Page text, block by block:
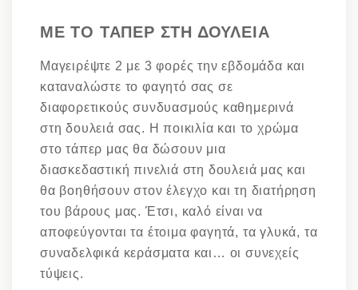
ΜΕ ΤΟ ΤΑΠΕΡ ΣΤΗ ΔΟΥΛΕΙΑ
Μαγειρέψτε 2 με 3 φορές την εβδομάδα και
καταναλώστε το φαγητό σας σε
διαφορετικούς συνδυασμούς καθημερινά
στη δουλειά σας. Η ποικιλία και το χρώμα
στο τάπερ μας θα δώσουν μια
διασκεδαστική πινελιά στη δουλειά μας και
θα βοηθήσουν στον έλεγχο και τη διατήρηση
του βάρους μας. Έτσι, καλό είναι να
αποφεύγονται τα έτοιμα φαγητά, τα γλυκά, τα
συναδελφικά κεράσματα και… οι συνεχείς
τύψεις.